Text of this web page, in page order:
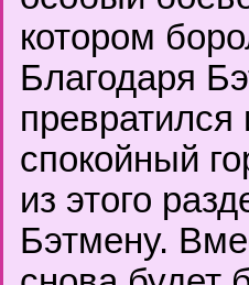
котором
Благодаря
спокойный
из этого
Бэтмену.